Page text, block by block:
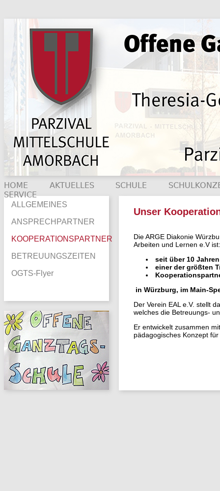
HOME AKTUELLES SCHULE
SERVICE
ALLGEMEINES
ANSPRECHPARTNER
KOOPERATIONSPARTNER
BETREUUNGSZEITEN
OGTS-Flyer
Unser
Die ARGE Diakonie
Arbeiten und Lernen e.V ist:
seit über 10
einer der größten
in Würzburg, im Main-
Der Verein EAL e.V. stellt
welches die Betreuungs-
Er entwickelt zusammen
pädagogisches Konzept